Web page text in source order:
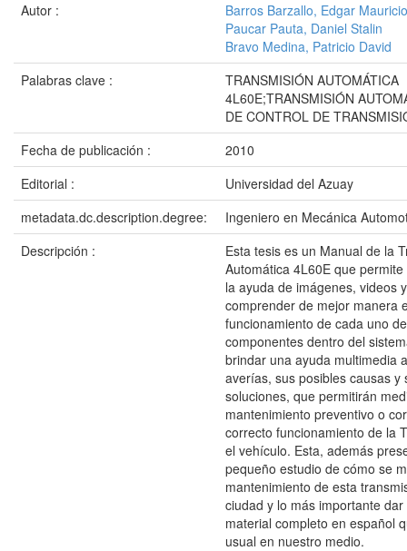
Autor :
Barros Barzallo, Edgar Mauricio
Paucar Pauta, Daniel Stalin
Bravo Medina, Patricio David
Palabras clave :
TRANSMISIÓN AUTOMÁTICA
4L60E;TRANSMISIÓN
DE CONTROL DE
Fecha de publicación :
2010
Editorial :
Universidad del Azuay
metadata.dc.description.degree:
Ingeniero en Mecánica
Descripción :
Esta tesis es un Manual de la
Automática 4L60E que
la ayuda de imágenes, videos
comprender de mejor manera
funcionamiento de cada uno
componentes dentro del
brindar una ayuda multimedia
averías, sus posibles causas y
soluciones, que permitirán
mantenimiento preventivo o
correcto funcionamiento de la
el vehículo. Esta, además
pequeño estudio de cómo se
mantenimiento de esta
ciudad y lo más importante
material completo en español
usual en nuestro medio.